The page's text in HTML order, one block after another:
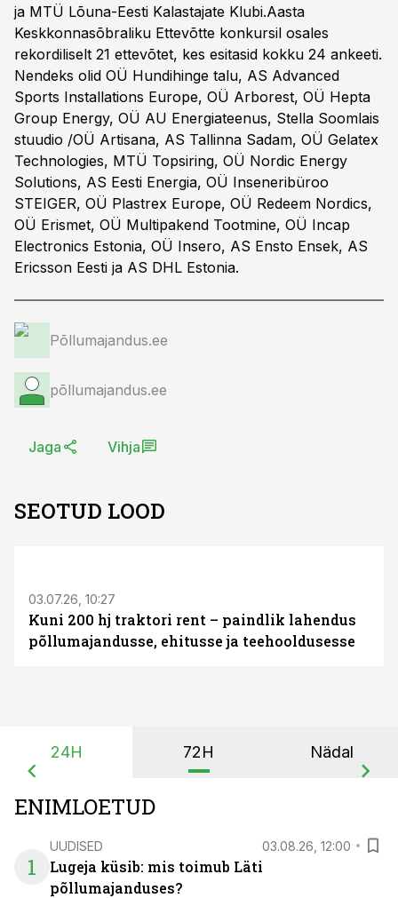
ja MTÜ Lõuna-Eesti Kalastajate Klubi.Aasta
Keskkonnasõbraliku Ettevõtte konkursil osales
rekordiliselt 21 ettevõtet, kes esitasid kokku 24 ankeeti.
Nendeks olid OÜ Hundihinge talu, AS Advanced
Sports Installations Europe, OÜ Arborest, OÜ Hepta
Group Energy, OÜ AU Energiateenus, Stella Soomlais
stuudio /OÜ Artisana, AS Tallinna Sadam, OÜ Gelatex
Technologies, MTÜ Topsiring, OÜ Nordic Energy
Solutions, AS Eesti Energia, OÜ Inseneribüroo
STEIGER, OÜ Plastrex Europe, OÜ Redeem Nordics,
OÜ Erismet, OÜ Multipakend Tootmine, OÜ Incap
Electronics Estonia, OÜ Insero, AS Ensto Ensek, AS
Ericsson Eesti ja AS DHL Estonia.
Põllumajandus.ee
põllumajandus.ee
Jaga Vihja
SEOTUD LOOD
03.07.26, 10:27
Kuni 200 hj traktori rent – paindlik lahendus
põllumajandusse, ehitusse ja teehooldusesse
24H 72H Nädal
ENIMLOETUD
1
UUDISED 03.08.26, 12:00
Lugeja küsib: mis toimub Läti
põllumajanduses?